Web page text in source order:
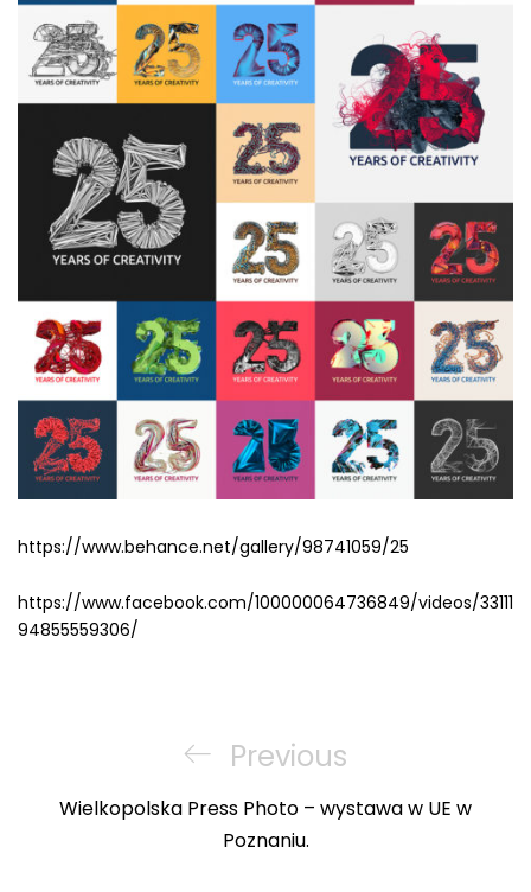
https://www.behance.net/gallery/98741059/25
https://www.facebook.com/100000064736849/videos/33111
94855559306/
Previous
Post
Previous
Wielkopolska Press Photo – wystawa w UE w
Poznaniu.